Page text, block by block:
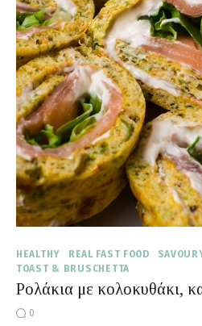
Συνεργασίες
Moments of Mine
FAQ
HEALTHY REAL FAST FOOD
TOAST & BRUSCHETTA
Ρολάκια με κολοκυθάκι,
0